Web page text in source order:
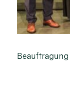
Beauftragung